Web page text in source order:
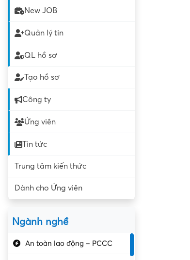
New JOB
Quản lý tin
QL hồ sơ
Tạo hồ sơ
Công ty
Ứng viên
Tin tức
Trung tâm kiến thức
Dành cho Ứng viên
Ngành nghề
An toàn lao động – PCCC